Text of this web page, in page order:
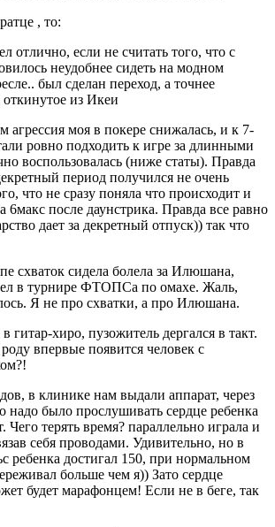
, то:
отлично, если не считать того, что с
неудобнее сидеть на модном
был сделан переход, а точнее
откинутое из Икеи
агрессия моя в покере снижалась, и к 7-
ровно подходить к игре за длинными
воспользовалась (ниже статы). Правда
период получился не очень
что не сразу поняла что происходит и
6макс после даунстрика. Правда все равно
дает за декретный отпуск)) так что
схваток сидела болела за Илюшана,
в турнире ФТОПСа по омахе. Жаль,
Я не про схватки, а про Илюшана.
гитар-хиро, пузожитель дергался в такт.
впервые появится человек с
в клинике нам выдали аппарат, через
надо было прослушивать сердце ребенка
Чего терять время? параллельно играла и
себя проводами. Удивительно, но в
ребенка достигал 150, при нормальном
больше чем я)) Зато сердце
будет марафонцем! Если не в беге, так